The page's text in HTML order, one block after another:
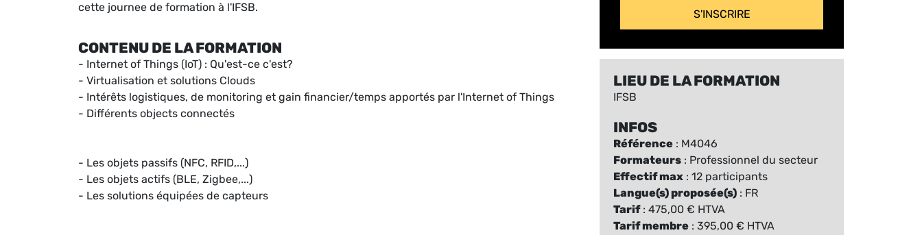
cette journee de formation à l'IFSB.
CONTENU DE LA FORMATION
- Internet of Things (IoT) : Qu'est-ce c'est?
- Virtualisation et solutions Clouds
- Intérêts logistiques, de monitoring et gain financier/temps apportés par l'Internet of Things
- Différents objects connectés
- Les objets passifs (NFC, RFID,...)
- Les objets actifs (BLE, Zigbee,...)
- Les solutions équipées de capteurs
S'INSCRIRE
LIEU DE LA FORMATION
IFSB
INFOS
Référence : M4046
Formateurs : Professionnel du secteur
Effectif max : 12 participants
Langue(s) proposée(s) : FR
Tarif: 475,00 € HTVA
Tarif membre : 395,00 € HTVA